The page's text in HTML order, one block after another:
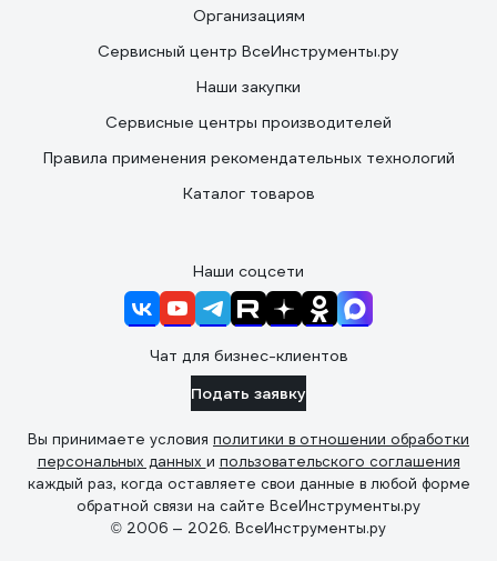
Организациям
Сервисный центр ВсеИнструменты.ру
Наши закупки
Сервисные центры производителей
Правила применения рекомендательных технологий
Каталог товаров
Наши соцсети
Чат для бизнес-клиентов
Подать заявку
Вы принимаете условия политики в отношении обработки
персональных данных и пользовательского соглашения
каждый раз, когда оставляете свои данные в любой форме
обратной связи на сайте ВсеИнструменты.ру
© 2006 — 2026. ВсеИнструменты.ру